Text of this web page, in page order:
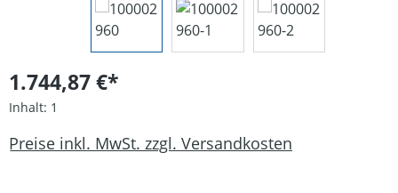
1.744,87 €*
Inhalt: 1
Preise inkl. MwSt. zzgl. Versandkosten